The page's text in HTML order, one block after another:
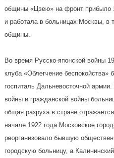
общины «Цзею» на фронт прибыло
и работала в больницах Москвы, в
общины.
Во время Русско-японской войны
клуба «Облегчение
госпиталь Дальневосточной
войны и гражданской войны
общая разруха в стране
начале 1922 года Московское
реорганизовало бывшую
городскую больницу, а